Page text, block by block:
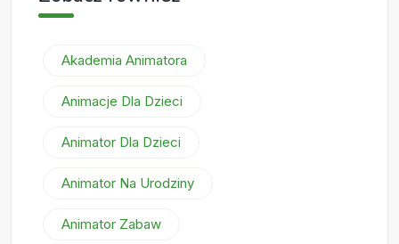
Akademia Animatora
Animacje Dla Dzieci
Animator Dla Dzieci
Animator Na Urodziny
Animator Zabaw